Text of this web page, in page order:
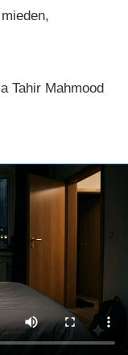
Tahir Mahmood